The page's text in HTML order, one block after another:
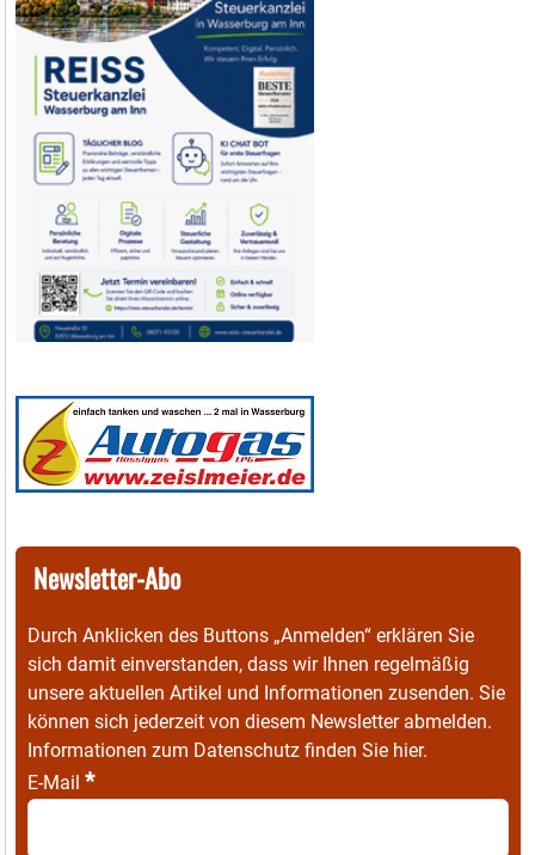
Newsletter-Abo
Durch Anklicken des Buttons „Anmelden“ erklären Sie
sich damit einverstanden, dass wir Ihnen regelmäßig
unsere aktuellen Artikel und Informationen zusenden. Sie
können sich jederzeit von diesem Newsletter abmelden.
Informationen zum Datenschutz finden Sie hier.
E-Mail *